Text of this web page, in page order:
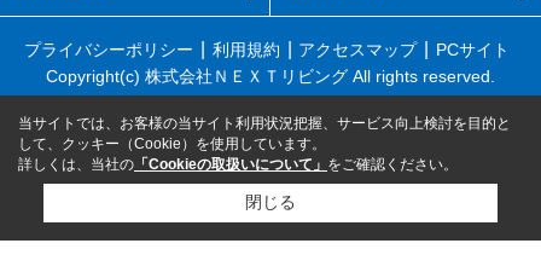
プライバシーポリシー 利用規約 アクセスマップ
PCサイト
Copyright(c) 株式会社ＮＥＸＴリビング All rights reserved.
当サイトでは、お客様の当サイト利用状況把握、サービス向上検討を目的と
して、クッキー（Cookie）を使用しています。
詳しくは、当社の 「Cookieの取扱いについて」 をご確認ください。
閉じる